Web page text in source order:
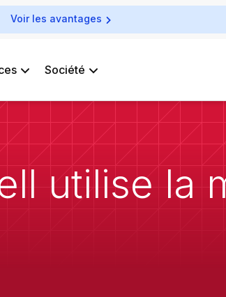
Voir les avantages
Société
utilise la